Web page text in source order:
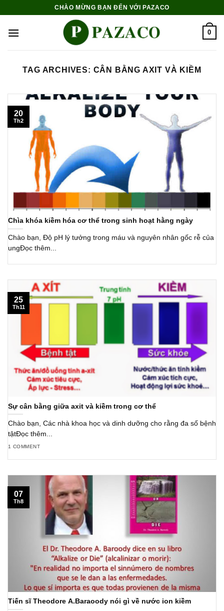
content
CHÀO MỪNG BẠN ĐẾN VỚI PAZACO
0
TAG ARCHIVES: CÂN BẰNG AXIT VÀ KIỀM
Chìa khóa kiềm hóa cơ thể trong sinh hoạt hằng ngày
Chào bạn, Độ pH lý tưởng trong máu và nguyên nhân gốc rễ của
ungĐọc thêm...
20
Th2
Sự cân bằng giữa axit và kiềm trong cơ thể
Chào bạn, Các nhà khoa học và dinh dưỡng cho rằng đa số bệnh
tậtĐọc thêm...
1 COMMENT
25
Th11
Tiến sĩ Theodore A.Baraoody nói gì về nước ion kiềm
07
Th8